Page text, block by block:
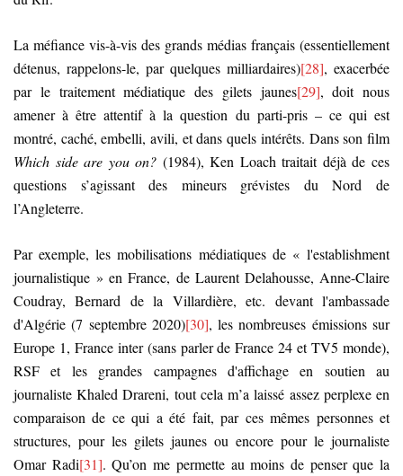
La méfiance vis-à-vis des grands médias français (essentiellement
détenus, rappelons-le, par quelques milliardaires)[28], exacerbée
par le traitement médiatique des gilets jaunes[29], doit nous
amener à être attentif à la question du parti-pris – ce qui est
montré, caché, embelli, avili, et dans quels intérêts. Dans son film
Which side are you on? (1984), Ken Loach traitait déjà de ces
questions s’agissant des mineurs grévistes du Nord de
l’Angleterre.
Par exemple, les mobilisations médiatiques de « l'establishment
journalistique » en France, de Laurent Delahousse, Anne-Claire
Coudray, Bernard de la Villardière, etc. devant l'ambassade
d'Algérie (7 septembre 2020)[30], les nombreuses émissions sur
Europe 1, France inter (sans parler de France 24 et TV5 monde),
RSF et les grandes campagnes d'affichage en soutien au
journaliste Khaled Drareni, tout cela m’a laissé assez perplexe en
comparaison de ce qui a été fait, par ces mêmes personnes et
structures, pour les gilets jaunes ou encore pour le journaliste
Omar Radi[31]. Qu’on me permette au moins de penser que la